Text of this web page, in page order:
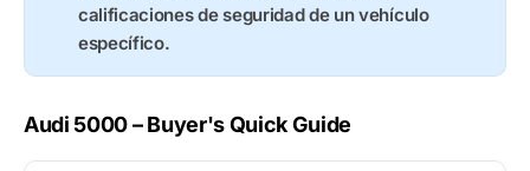
calificaciones de seguridad de un vehículo
específico.
Audi 5000 – Buyer's Quick Guide